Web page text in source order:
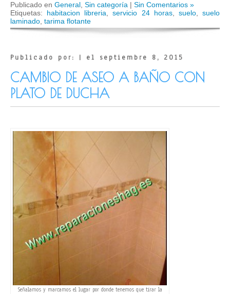
Publicado en General Sin categoría | Sin Comentarios »
Etiquetas: habitacion libreria ,servicio 24 horas, suelo,suelo
laminado tarima flotante
Publicado por: | el septiembre 8, 2015
CAMBIO DE ASEO A BAÑO CON
PLATO DE DUCHA
Señalamos y marcamos el lugar por donde tenemos que tirar la